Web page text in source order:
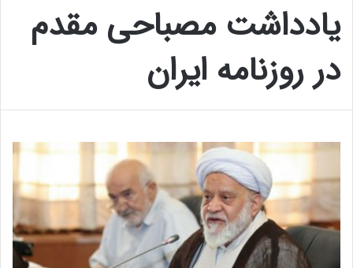
یادداشت مصباحی مقدم
در روزنامه ایران